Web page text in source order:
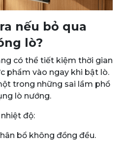
nếu bỏ qua
lò?
có thể tiết kiệm thời gian
phẩm vào ngay khi bật lò.
trong những sai lầm phổ
lò nướng.
độ:
bổ không đồng đều.